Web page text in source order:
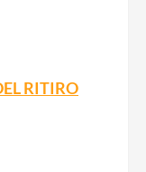
RITIRO